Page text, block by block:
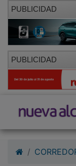
PUBLICIDAD
PUBLICIDAD